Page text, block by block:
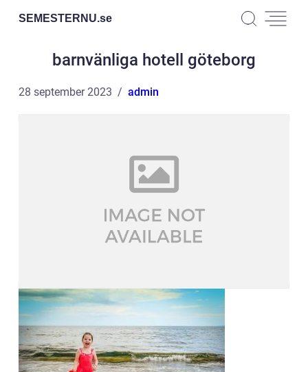
SEMESTERNU.se
barnvänliga hotell göteborg
28 september 2023 admin